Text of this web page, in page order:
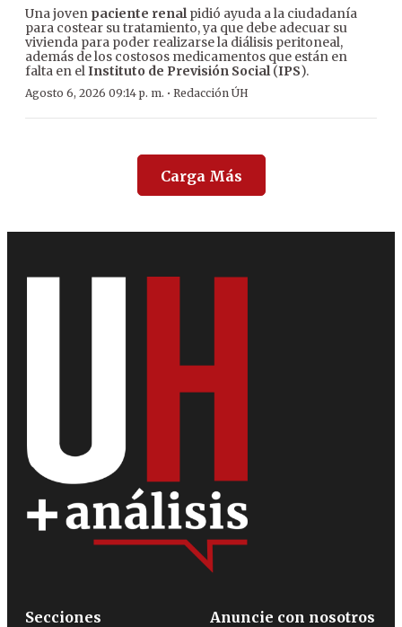
Una joven paciente renalpidió ayuda a la ciudadanía
para costear su tratamiento, ya que debe adecuar su
vivienda para poder realizarse la diálisis peritoneal,
además de los costosos medicamentos que están en
falta en elInstituto de Previsión Social(IPS).
Agosto 6, 2026 09:14 p. m. · Redacción ÚH
Carga Más
Secciones
Anuncie con nosotros